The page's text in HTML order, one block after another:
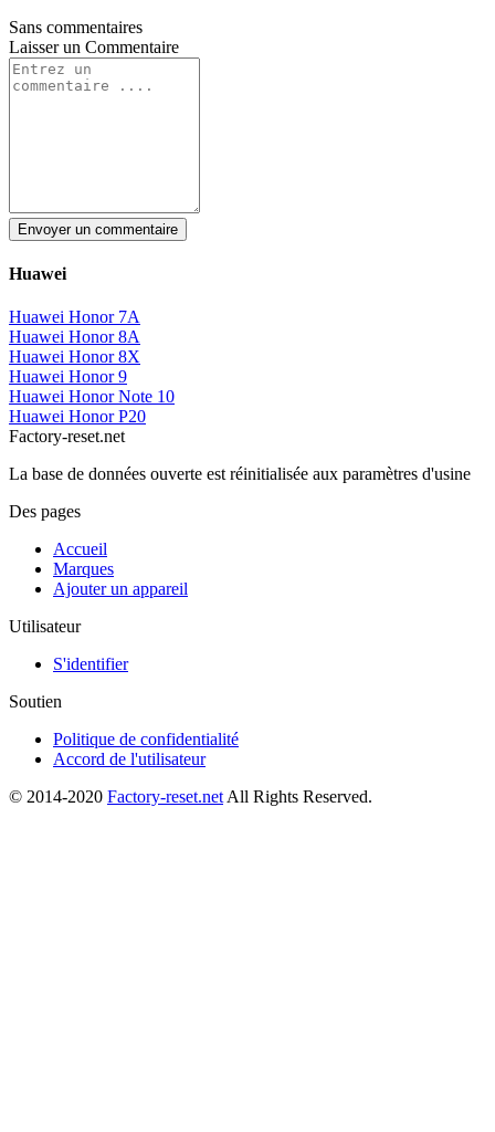
Sans commentaires
Laisser un Commentaire
Envoyer un commentaire
Huawei
Huawei Honor 7A
Huawei Honor 8A
Huawei Honor 8X
Huawei Honor 9
Huawei Honor Note 10
Huawei Honor P20
Factory-reset.net
La base de données ouverte est réinitialisée aux paramètres d'usine
Des pages
Accueil
Marques
Ajouter un appareil
Utilisateur
S'identifier
Soutien
Politique de confidentialité
Accord de l'utilisateur
© 2014-2020 Factory-reset.net All Rights Reserved.